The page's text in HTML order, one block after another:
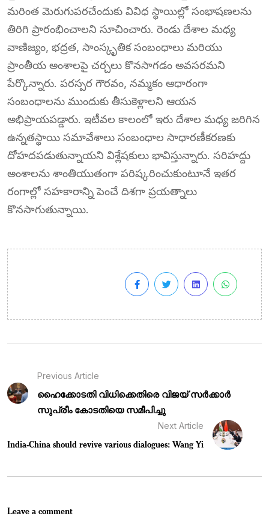
మరింత మెరుగుపరచేందుకు వివిధ స్థాయిల్లో సంభాషణలను
తిరిగి ప్రారంభించాలని సూచించారు. రెండు దేశాల మధ్య
వాణిజ్యం, భద్రత, సాంస్కృతిక సంబంధాలు మరియు
ప్రాంతీయ అంశాలపై చర్చలు కొనసాగడం అవసరమని
పేర్కొన్నారు. పరస్పర గౌరవం, నమ్మకం ఆధారంగా
సంబంధాలను ముందుకు తీసుకెళ్లాలని ఆయన
అభిప్రాయపడ్డారు. ఇటీవల కాలంలో ఇరు దేశాల మధ్య జరిగిన
ఉన్నతస్థాయి సమావేశాలు సంబంధాల సాధారణీకరణకు
దోహదపడుతున్నాయని విశ్లేషకులు భావిస్తున్నారు. సరిహద్దు
అంశాలను శాంతియుతంగా పరిష్కరించుకుంటూనే ఇతర
రంగాల్లో సహకారాన్ని పెంచే దిశగా ప్రయత్నాలు
కొనసాగుతున్నాయి.
Previous Article
ഹൈക്കോടതി വിധിക്കെതിരെ വിജയ് സർക്കാർ
സുപ്രീം കോടതിയെ സമീപിച്ചു
Next Article
India-China should revive various dialogues: Wang Yi
Leave a comment